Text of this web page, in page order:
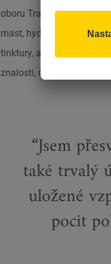
oboru Tradiční evropské
mast, hydroláty z
tinktury, arniky a včelího
znalosti, dovednosti a
Jsem
také trvalý
uložené
pocit